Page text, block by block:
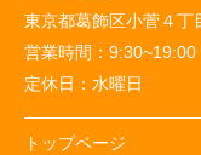
東京都葛飾区小菅４丁
営業時間： 9:30~19:00
定休日： 水曜日
トップページ